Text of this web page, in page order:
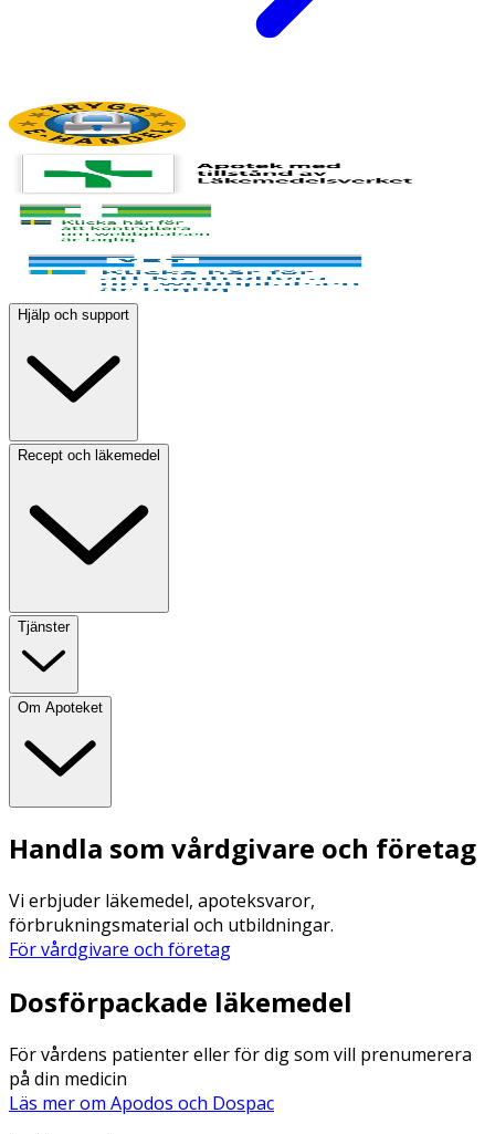
av citronsyra, kaliummalat, magnesiumsalter av
citronsyra, kalciumsuccinat, magnesiumsuccinat,
aspartat, mangan L-aspartat, manganbisglycinat,
mangancitrat, krompikolinat, pteroylmonoglutaminsyra,
kaliumjodid, d-biotin, metylkobalamin, kopparglukonat.
Hjälp och support
Recept och läkemedel
Tjänster
Om Apoteket
Handla som vårdgivare och företag
Vi erbjuder läkemedel, apoteksvaror,
förbrukningsmaterial och utbildningar.
För vårdgivare och företag
Dosförpackade läkemedel
För vårdens patienter eller för dig som vill prenumerera
på din medicin
Läs mer om Apodos och Dospac